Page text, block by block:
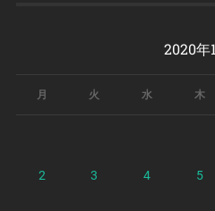
2020年
月 火 水 木
2 3 4 5